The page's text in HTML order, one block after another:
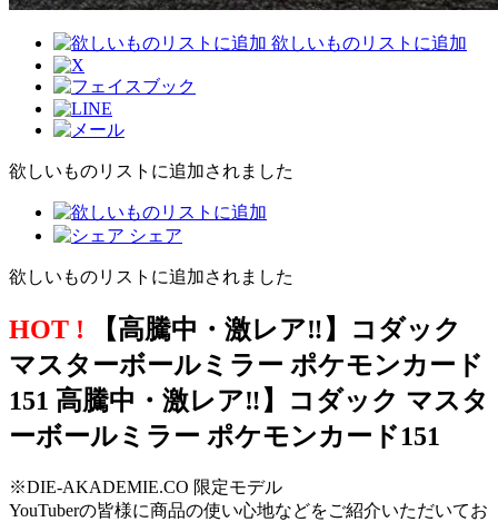
欲しいものリストに追加
欲しいものリストに追加されました
シェア
欲しいものリストに追加されました
HOT ! 【高騰中・激レア‼️】コダック
マスターボールミラー ポケモンカード
151 高騰中・激レア‼️】コダック マスタ
ーボールミラー ポケモンカード151
※DIE-AKADEMIE.CO 限定モデル
YouTuberの皆様に商品の使い心地などをご紹介いただいてお